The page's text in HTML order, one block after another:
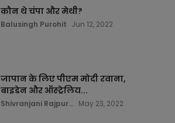
कौन थे चंपा और मेथी?
Balusingh Purohit Jun 12, 2022
जापान के लिए पीएम मोदी रवाना,
बाइडेन और ऑस्ट्रेलिय...
Shivranjani Rajpur... May 23, 2022